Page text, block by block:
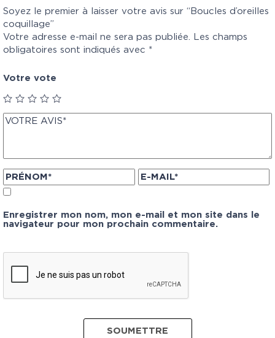
Soyez le premier à laisser votre avis sur “Boucles d’oreilles
coquillage”
Votre adresse e-mail ne sera pas publiée.
Les champs
obligatoires sont indiqués avec *
Votre vote
Enregistrer mon nom, mon e-mail et mon site dans le
navigateur pour mon prochain commentaire.